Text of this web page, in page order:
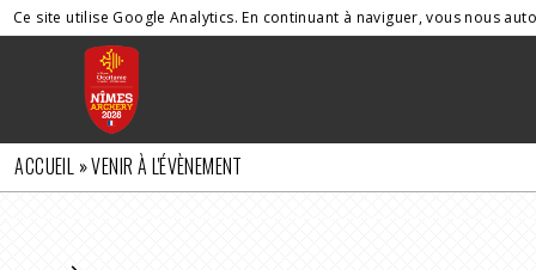
Ce site utilise Google Analytics. En continuant à naviguer, vous nous
POUR NOUS JOINDRE : +33 (0)4 66 29 16 32 CONDITIONS GÉNÉRALES DE VENTE
ACCUEIL » VENIR À L'ÉVÈNEMENT